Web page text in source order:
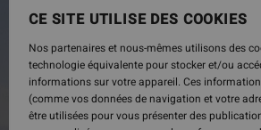
CE SITE UTILISE DES COOKIES
Nos partenaires et nous-mêmes utilisons des
technologie équivalente pour stocker et/ou
informations sur votre appareil. Ces
(comme vos données de navigation et votre
être utilisées pour vous présenter des